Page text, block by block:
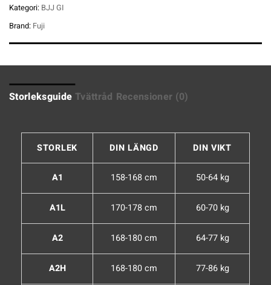
Kategori: BJJ GI
Brand: Fuji
Storleksguide Tvättråd Recensioner (0)
STORLEK DIN LÄNGD DIN VIKT
A1 158-168 cm 50-64 kg
A1L 170-178 cm 60-70 kg
A2 168-180 cm 64-77 kg
A2H 168-180 cm 77-86 kg